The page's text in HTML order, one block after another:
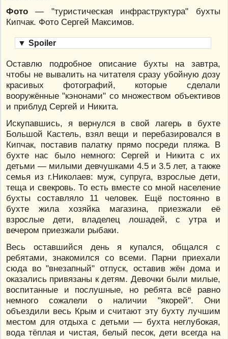
Фото — "туристическая инфраструктура" бухты
Кипчак. Фото Сергей Максимов.
▼ Spoiler
Оставлю подробное описание бухты на завтра,
чтобы не вывалить на читателя сразу убойную дозу
красивых фотографий, которые сделали
вооружённые "кэнонами" со множеством объективов
и приблуд Сергей и Никита.
Искупавшись, я вернулся в свой лагерь в бухте
Большой Кастель, взял вещи и перебазировался в
Кипчак, поставив палатку прямо посреди пляжа. В
бухте нас было немного: Сергей и Никита с их
детьми — милыми девчушками 4.5 и 3.5 лет, а также
семья из г.Николаев: муж, супруга, взрослые дети,
теща и свекровь. То есть вместе со мной население
бухты составляло 11 человек. Ещё постоянно в
бухте жила хозяйка магазина, приезжали её
взрослые дети, владелец лошадей, с утра и
вечером приезжали рыбаки.
Весь оставшийся день я купался, общался с
ребятами, знакомился со всеми. Парни приехали
сюда во "внезапный" отпуск, оставив жён дома и
оказались привязаны к детям. Девочки были милые,
воспитанные и послушные, но ребята всё равно
немного сожалели о наличии "якорей". Они
объездили весь Крым и считают эту бухту лучшим
местом для отдыха с детьми — бухта неглубокая,
вода тёплая и чистая, белый песок, дети всегда на